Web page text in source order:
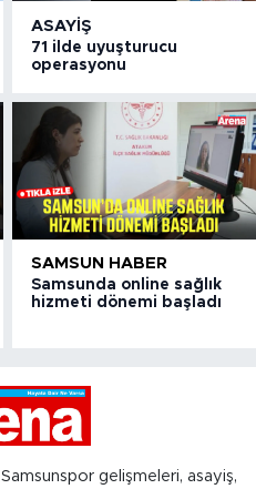
ASAYIŞ
71 ilde uyuşturucu
operasyonu
SAMSUN HABER
Samsunda online sağlık
hizmeti dönemi başladı
gelişmeleri, asayiş,